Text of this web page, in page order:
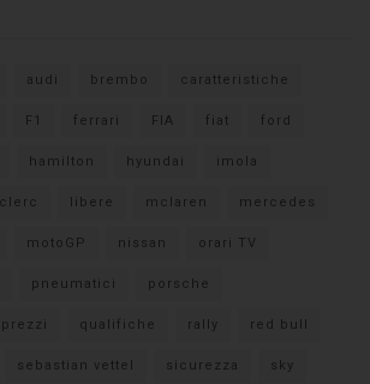
audi brembo caratteristiche
F1 ferrari FIA fiat ford
hamilton hyundai imola
libere mclaren mercedes
motoGP nissan orari TV
pneumatici porsche
prezzi qualifiche rally red bull
sebastian vettel sicurezza sky